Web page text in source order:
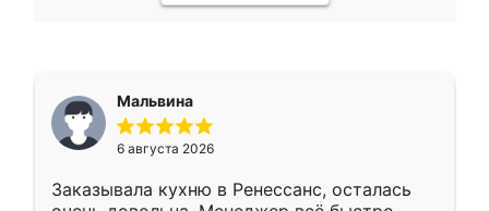
Мальвина
6 августа 2026
Заказывала кухню в Ренессанс, осталась